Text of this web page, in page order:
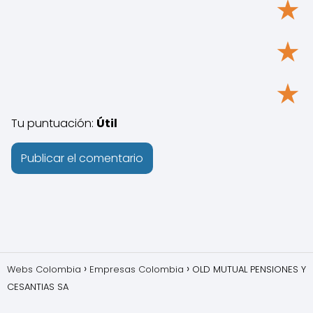
★
★
★
Tu puntuación: Útil
Webs Colombia Empresas Colombia
OLD MUTUAL PENSIONES Y
CESANTIAS SA